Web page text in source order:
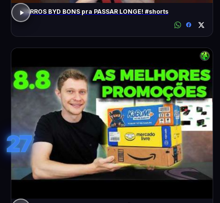
CARROS BYD BONS pra PASSAR LONGE! #shorts
27